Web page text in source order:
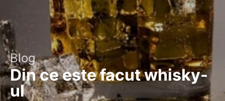
Blog
Din ce este facut whisky-
ul